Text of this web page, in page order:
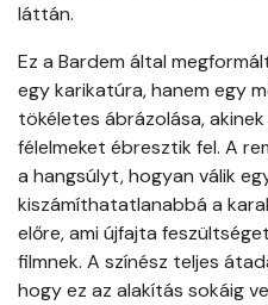
láttán.
Ez a Bardem által
egy karikatúra, hanem egy
tökéletes ábrázolása,
félelmeket ébresztik fel. A
a hangsúlyt, hogyan válik
kiszámíthatatlanabbá a
előre, ami újfajta
filmnek. A színész teljes
hogy ez az alakítás sokáig